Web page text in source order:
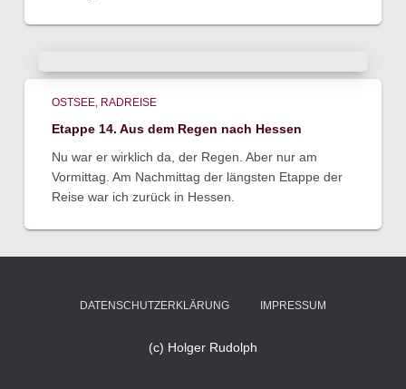
OSTSEE RADREISE
Etappe 14. Aus dem Regen nach Hessen
Nu war er wirklich da, der Regen. Aber nur am
Vormittag. Am Nachmittag der längsten Etappe der
Reise war ich zurück in Hessen.
DATENSCHUTZERKLÄRUNG IMPRESSUM
(c) Holger Rudolph